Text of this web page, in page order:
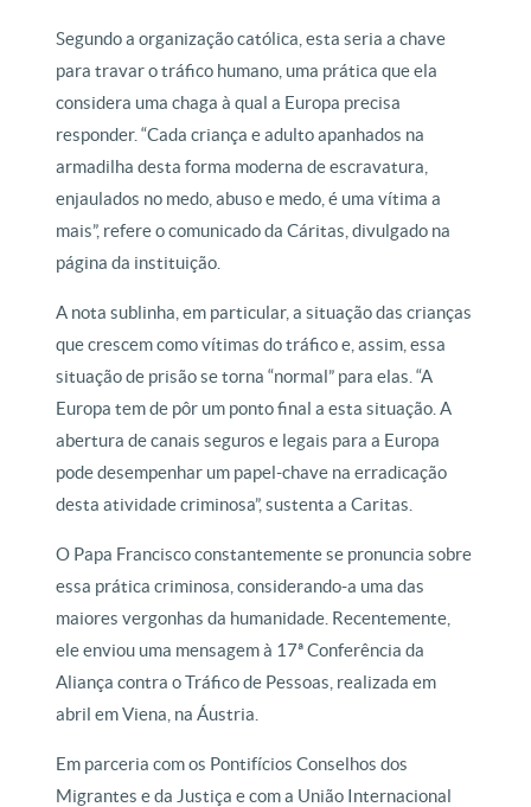
Segundo a organização católica, esta seria a chave
para travar o tráfico humano, uma prática que ela
considera uma chaga à qual a Europa precisa
responder. “Cada criança e adulto apanhados na
armadilha desta forma moderna de escravatura,
enjaulados no medo, abuso e medo, é uma vítima a
mais”, refere o comunicado da Cáritas, divulgado na
página da instituição.
A nota sublinha, em particular, a situação das crianças
que crescem como vítimas do tráfico e, assim, essa
situação de prisão se torna “normal” para elas. “A
Europa tem de pôr um ponto final a esta situação. A
abertura de canais seguros e legais para a Europa
pode desempenhar um papel-chave na erradicação
desta atividade criminosa”, sustenta a Caritas.
O Papa Francisco constantemente se pronuncia sobre
essa prática criminosa, considerando-a uma das
maiores vergonhas da humanidade. Recentemente,
ele enviou uma mensagem à 17ª Conferência da
Aliança contra o Tráfico de Pessoas, realizada em
abril em Viena, na Áustria.
Em parceria com os Pontifícios Conselhos dos
Migrantes e da Justiça e com a União Internacional